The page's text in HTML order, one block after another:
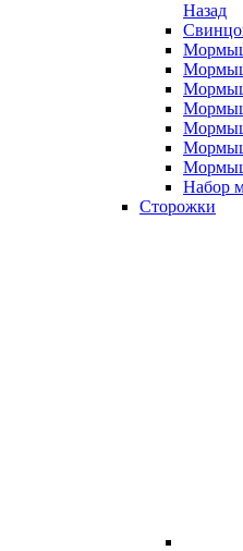
Назад
Набор
Сторожки